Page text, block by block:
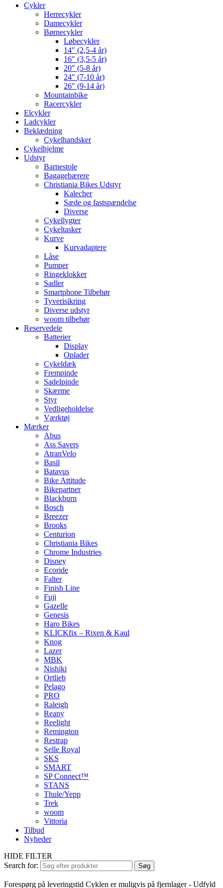
Cykler
Herrecykler
Damecykler
Børnecykler
Løbecykler
14″ (2,5-4 år)
16″ (3,5-5 år)
20″ (5-8 år)
24″ (7-10 år)
26″ (9-14 år)
Mountainbike
Racercykler
Elcykler
Ladcykler
Beklædning
Cykelhandsker
Cykelhjelme
Udstyr
Barnestole
Bagagebærere
Christiania Bikes Udstyr
Kalecher
Sæde og fastspændelse
Diverse
Cykellygter
Cykeltasker
Kurve
Kurvadaptere
Låse
Pumper
Ringeklokker
Sadler
Smartphone Tilbehør
Tyverisikring
Diverse udstyr
woom tilbehør
Reservedele
Batterier
Display
Oplader
Cykeldæk
Frempinde
Sadelpinde
Skærme
Styr
Vedligeholdelse
Værktøj
Mærker
Abus
Ass Savers
AtranVelo
Basil
Batavus
Bike Attitude
Bikepartner
Blackburn
Bosch
Breezer
Brooks
Centurion
Christiania Bikes
Chrome Industries
Disney
Ecoride
Falter
Finish Line
Fuji
Gazelle
Genesis
Haro Bikes
KLICKfix – Rixen & Kaul
Knog
Lazer
MBK
Nishiki
Ortlieb
Pelago
PRO
Raleigh
Reany
Reelight
Remington
Restrap
Selle Royal
SKS
SMART
SP Connect™
STANS
Thule/Yepp
Trek
woom
Vittoria
Tilbud
Nyheder
HIDE FILTER
Search for:
Søg
Forespørg på leveringstid Cyklen er muligvis på fjernlager - Udfyld